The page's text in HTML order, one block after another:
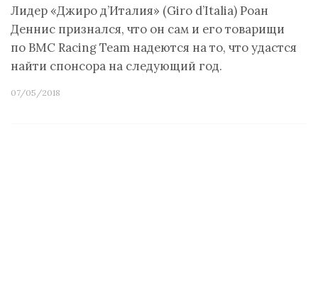
Лидер «Джиро д’Италия» (Giro d’Italia) Роан
Деннис признался, что он сам и его товарищи
по BMC Racing Team надеются на то, что удастся
найти спонсора на следующий год.
07/05/2018